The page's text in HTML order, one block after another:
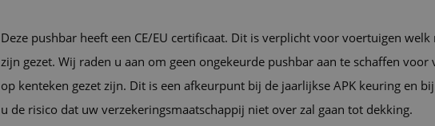
Deze pushbar heeft een CE/EU certificaat. Dit is verplicht voor voertuigen
zijn gezet. Wij raden u aan om geen ongekeurde pushbar aan te schaffen
op kenteken gezet zijn. Dit is een afkeurpunt bij de jaarlijkse APK keuring en
u de risico dat uw verzekeringsmaatschappij niet over zal gaan tot dekking.